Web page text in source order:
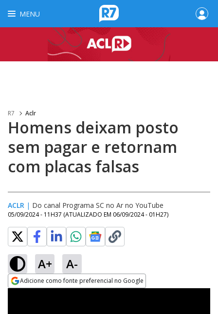
MENU
R7 Aclr
Homens deixam posto
sem pagar e retornam
com placas falsas
ACLR | Do canal Programa SC no Ar no YouTube
05/09/2024 - 11H37 (ATUALIZADO EM 06/09/2024 - 01H27)
A+ A-
Adicione como fonte preferencial no Google